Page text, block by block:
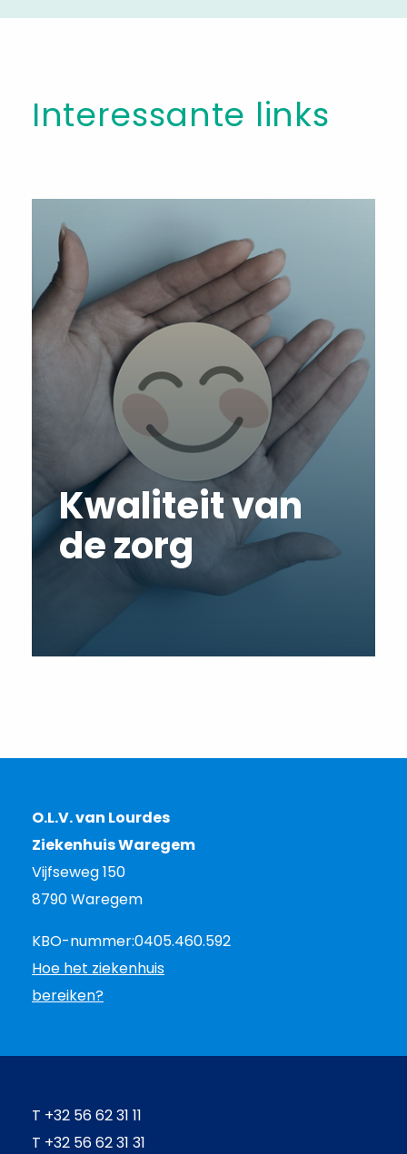
Interessante links
Kwaliteit van
de zorg
O.L.V. van Lourdes
Ziekenhuis Waregem
Vijfseweg 150
8790 Waregem
KBO-nummer:0405.460.592
Hoe het ziekenhuis
bereiken?
T +32 56 62 31 11
T +32 56 62 31 31